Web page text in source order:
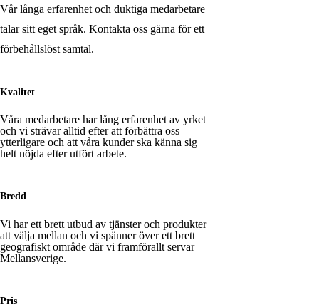
Vår långa erfarenhet och duktiga medarbetare
talar sitt eget språk. Kontakta oss gärna för ett
förbehållslöst samtal.
Kvalitet
Våra medarbetare har lång erfarenhet av yrket
och vi strävar alltid efter att förbättra oss
ytterligare och att våra kunder ska känna sig
helt nöjda efter utfört arbete.
Bredd
Vi har ett brett utbud av tjänster och produkter
att välja mellan och vi spänner över ett brett
geografiskt område där vi framförallt servar
Mellansverige.
Pris